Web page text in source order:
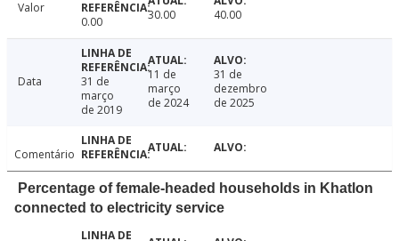
Valor
0.00
30.00 40.00
Data
31 de
março
de 2019
11 de
março
de 2024
31 de
dezembro
de 2025
Comentário
Percentage of female-headed households in Khatlon
connected to electricity service